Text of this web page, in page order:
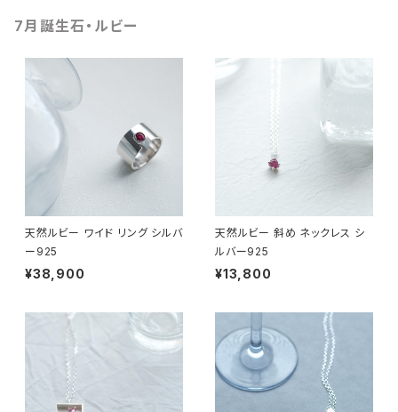
7月誕生石・ルビー
天然ルビー ワイド リング シルバ
ー925
¥38,900
天然ルビー 斜め ネックレス シ
ルバー925
¥13,800